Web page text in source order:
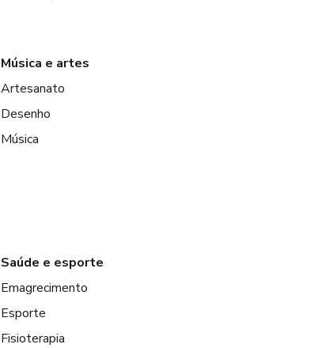
Música e artes
Artesanato
Desenho
Música
Saúde e esporte
Emagrecimento
Esporte
Fisioterapia